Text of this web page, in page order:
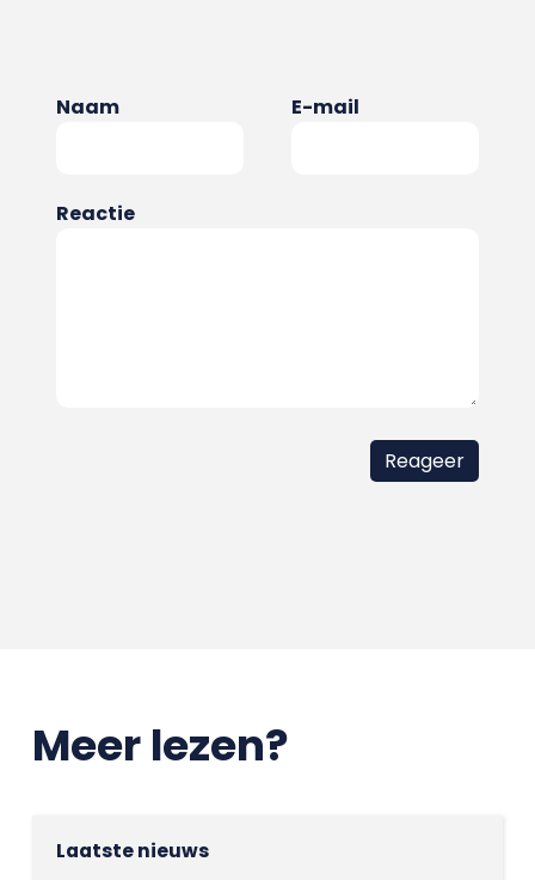
Naam E-mail
Reactie
Meer lezen?
Laatste nieuws